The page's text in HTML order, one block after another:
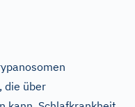
die über